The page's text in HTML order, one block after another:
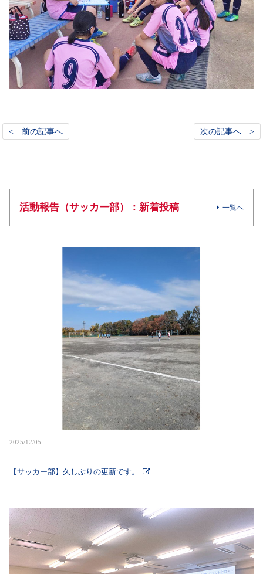
< 前の記事へ 次の記事へ >
活動報告（サッカー部）：新着投稿 一覧へ
2025/12/05
【サッカー部】久しぶりの更新です。